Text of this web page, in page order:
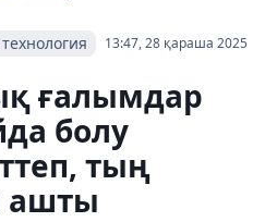
13:47, 28 қараша 2025
ғалымдар
болу
тың
ашты